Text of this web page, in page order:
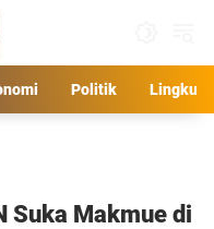
Politik
Suka Makmue di